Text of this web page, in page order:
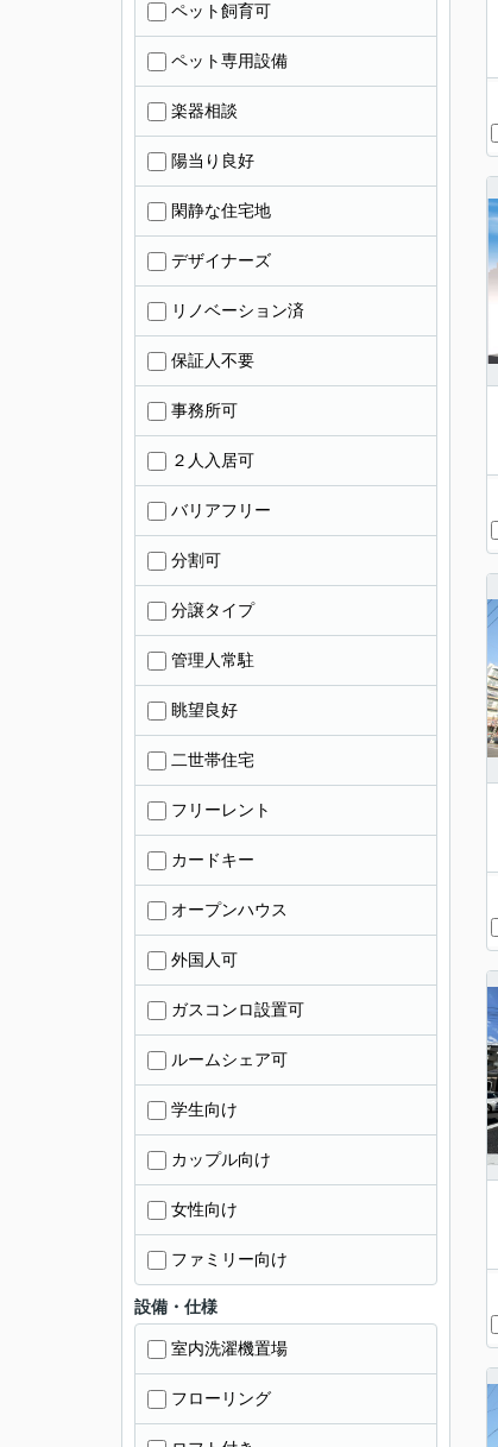
ペット飼育可
ペット専用設備
楽器相談
陽当り良好
閑静な住宅地
デザイナーズ
リノベーション済
保証人不要
事務所可
２人入居可
バリアフリー
分割可
分譲タイプ
管理人常駐
眺望良好
二世帯住宅
フリーレント
カードキー
オープンハウス
外国人可
ガスコンロ設置可
ルームシェア可
学生向け
カップル向け
女性向け
ファミリー向け
設備・仕様
室内洗濯機置場
フローリング